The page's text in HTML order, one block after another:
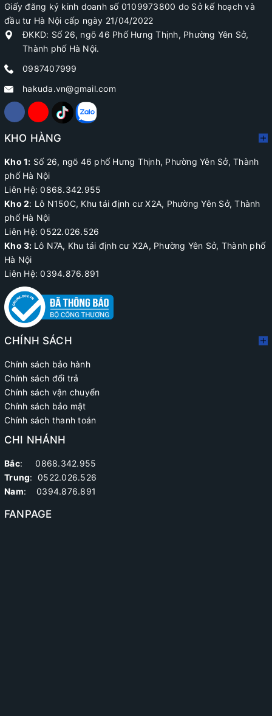
Giấy đăng ký kinh doanh số 0109973800 do Sở kế hoạch và
đầu tư Hà Nội cấp ngày 21/04/2022
ĐKKD: Số 26, ngõ 46 Phố Hưng Thịnh, Phường Yên Sở,
Thành phố Hà Nội.
0987407999
hakuda.vn@gmail.com
KHO HÀNG
Kho 1: Số 26, ngõ 46 phố Hưng Thịnh, Phường Yên Sở, Thành
phố Hà Nội
Liên Hệ: 0868.342.955
Kho 2: Lô N150C, Khu tái định cư X2A, Phường Yên Sở, Thành
phố Hà Nội
Liên Hệ:0522.026.526
Kho 3: Lô N7A, Khu tái định cư X2A, Phường Yên Sở, Thành phố
Hà Nội
Liên Hệ: 0394.876.891
CHÍNH SÁCH
Chính sách bảo hành
Chính sách đổi trả
Chính sách vận chuyển
Chính sách bảo mật
Chính sách thanh toán
CHI NHÁNH
Bắc: 0868.342.955
Trung: 0522.026.526
Nam: 0394.876.891
FANPAGE